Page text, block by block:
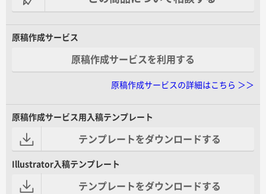
原稿作成サービス
原稿作成サービスを利用する
原稿作成サービスの詳細はこちら ＞＞
原稿作成サービス用入稿テンプレート
テンプレートをダウンロードする
Illustrator入稿テンプレート
テンプレートをダウンロードする